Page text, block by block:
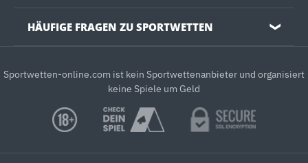
HÄUFIGE FRAGEN ZU SPORTWETTEN ❯
Sportwetten-online.com ist kein Sportwettenanbieter und organisiert
keine Spiele um Geld